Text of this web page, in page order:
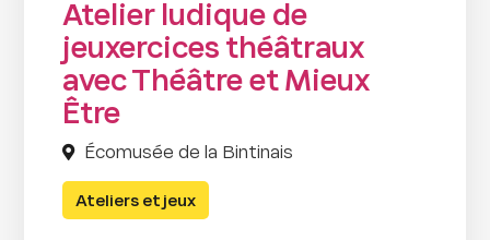
Atelier ludique de
jeuxercices théâtraux
avec Théâtre et Mieux
Être
Écomusée de la Bintinais
Ateliers et jeux